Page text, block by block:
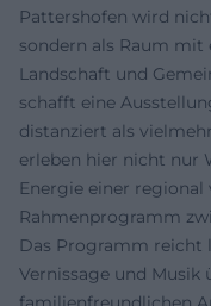
Pattershofen wird
sondern als Raum
Landschaft und
schafft eine
distanziert als
erleben hier nicht nur
Energie einer
Rahmenprogramm
Das Programm reicht
Vernissage und Musik